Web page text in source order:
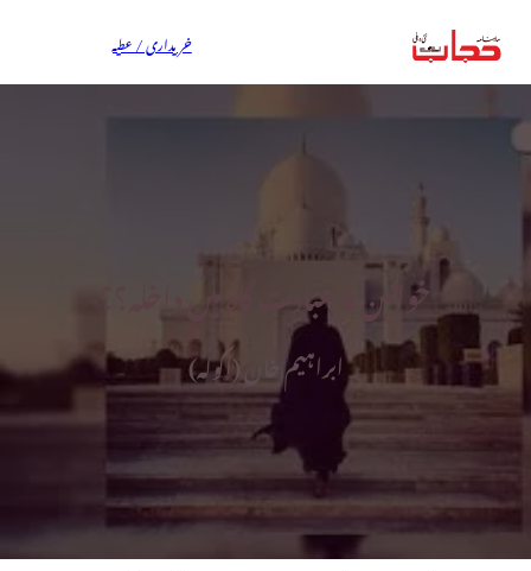
خریداری / عطیہ
خواتین کا عبادت گاہ میں داخلہ؟؟
ابراہیم خاں (اکولہ)